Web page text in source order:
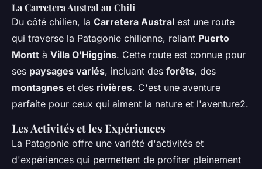
La Carretera Austral au Chili
Du côté chilien, la Carretera Austral est une route
qui traverse la Patagonie chilienne, reliant Puerto
Montt à Villa O'Higgins. Cette route est connue pour
ses paysages variés, incluant des forêts, des
montagnes et des rivières. C'est une aventure
parfaite pour ceux qui aiment la nature et l'aventure2.
Les Activités et les Expériences
La Patagonie offre une variété d'activités et
d'expériences qui permettent de profiter pleinement